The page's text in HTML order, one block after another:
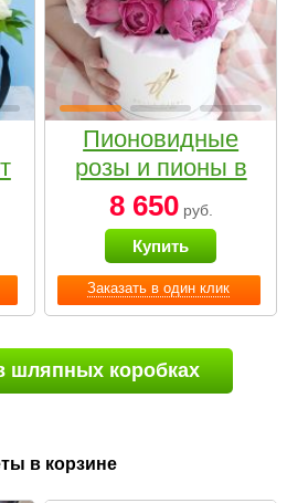
Заказать в один клик
Пионовидные
розы и пионы в
белой коробке
Small
8 650руб.
Купить
шляпных коробках
в корзине